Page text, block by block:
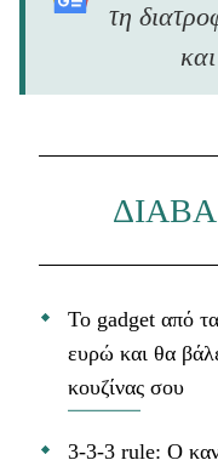
τη
Το gadget από
ευρώ και θα
κουζίνας σου
3-3-3 rule: Ο